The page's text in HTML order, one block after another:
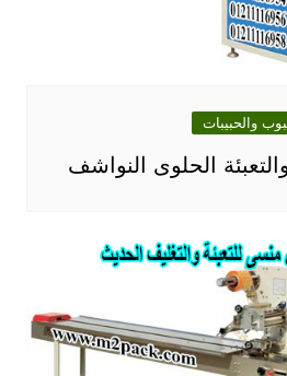
والحبيبات
الحلوى النواشف